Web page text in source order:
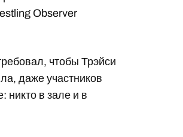
Observer
чтобы Трэйси
даже участников
никто в зале и в